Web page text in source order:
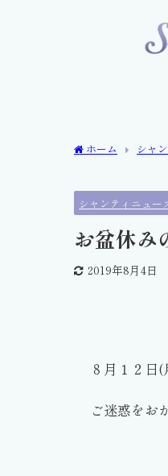
ホーム シャ
シャンティニュー
お盆休み
2019年8月4日
８月１２日
ご迷惑をお